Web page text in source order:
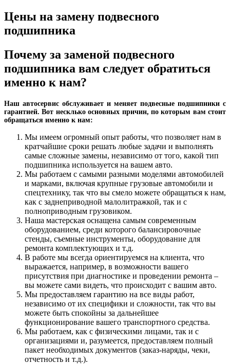
Цены на замену подвесного
подшипника
Почему за заменой подвесного
подшипника вам следует обратиться
именно к нам?
Наш автосервис обслуживает и меняет подвесные подшипники с
гарантией. Вот несклько основных причин, по которым вам стоит
обращаться именно к нам:
Мы имеем огромный опыт работы, что позволяет нам в
кратчайшие сроки решать любые задачи и выполнять
самые сложные замены, независимо от того, какой тип
подшипника используется на вашем авто.
Мы работаем с самыми разными моделями автомобилей
и марками, включая крупные грузовые автомобили и
спецтехнику, так что вы смело можете обращаться к нам,
как с заднеприводной малолитражкой, так и с
полноприводным грузовиком.
Наша мастерская оснащена самым современным
оборудованием, среди которого балансировочные
стенды, съемные инструменты, оборудование для
ремонта комплектующих и т.д.
В работе мы всегда ориентируемся на клиента, что
выражается, например, в возможности вашего
присутствия при диагностике и проведении ремонта –
вы можете сами видеть, что происходит с вашим авто.
Мы предоставляем гарантию на все виды работ,
независимо от их специфики и сложности, так что вы
можете быть спокойны за дальнейшее
функционирование вашего транспортного средства.
Мы работаем, как с физическими лицами, так и с
организациями и, разумеется, предоставляем полный
пакет необходимых документов (заказ-наряды, чеки,
отчетность и т.д.).